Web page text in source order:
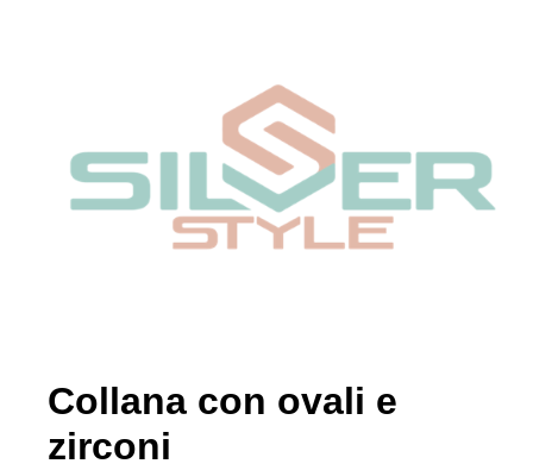
Collana con ovali e
zirconi